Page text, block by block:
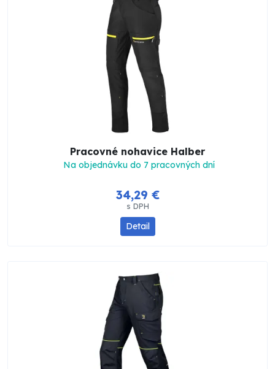
Pracovné nohavice Halber
Na objednávku do 7 pracovných dní
34,29 €
s DPH
Detail